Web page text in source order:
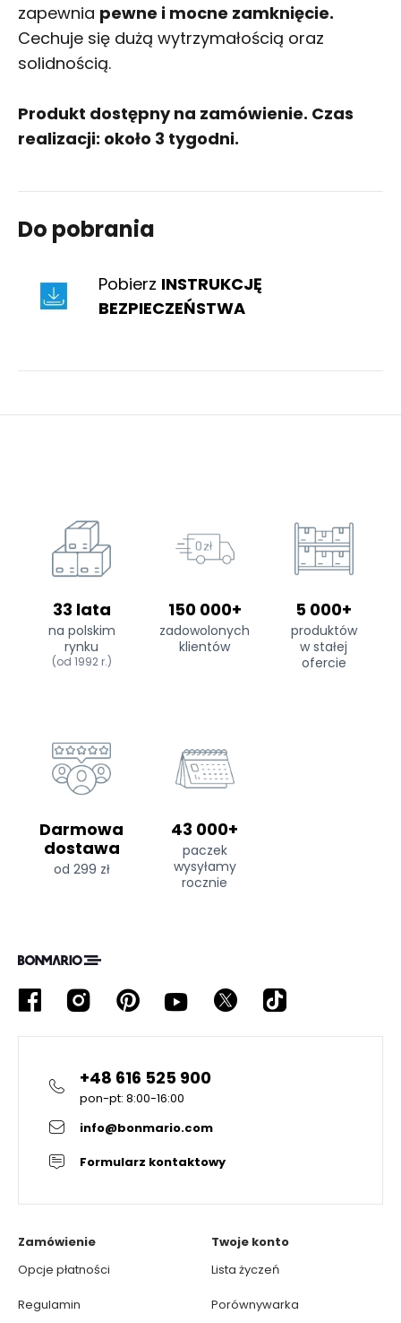
zapewnia pewne i mocne zamknięcie.
Cechuje się dużą wytrzymałością oraz
solidnością.
Produkt dostępny na zamówienie. Czas
realizacji: około 3 tygodni.
Do pobrania
Pobierz INSTRUKCJĘ
BEZPIECZEŃSTWA
33 lata
na polskim
rynku
(od 1992 r.)
150 000+
zadowolonych
klientów
5 000+
produktów
w stałej
ofercie
Darmowa
dostawa
od 299 zł
43 000+
paczek
wysyłamy
rocznie
+48 616 525 900
pon-pt: 8:00-16:00
info@bonmario.com
Formularz kontaktowy
Zamówienie
Opcje płatności
Regulamin
Twoje konto
Lista życzeń
Porównywarka